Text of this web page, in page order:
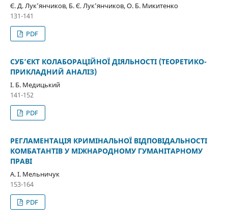
Є. Д. Лук’янчиков, Б. Є. Лук’янчиков, О. Б. Микитенко
131-141
PDF
СУБ’ЄКТ КОЛАБОРАЦІЙНОЇ ДІЯЛЬНОСТІ (ТЕОРЕТИКО-
ПРИКЛАДНИЙ АНАЛІЗ)
І. Б. Медицький
141-152
PDF
РЕГЛАМЕНТАЦІЯ КРИМІНАЛЬНОЇ ВІДПОВІДАЛЬНОСТІ
КОМБАТАНТІВ У МІЖНАРОДНОМУ ГУМАНІТАРНОМУ
ПРАВІ
А. І. Мельничук
153-164
PDF